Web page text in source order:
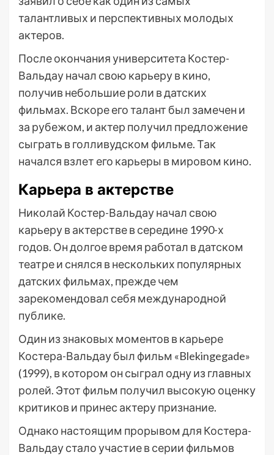
талантливых и перспективных молодых
актеров.
После окончания университета Костер-
Вальдау начал свою карьеру в кино,
получив небольшие роли в датских
фильмах. Вскоре его талант был замечен и
за рубежом, и актер получил предложение
сыграть в голливудском фильме. Так
начался взлет его карьеры в мировом кино.
Карьера в актерстве
Николай Костер-Вальдау начал свою
карьеру в актерстве в середине 1990-х
годов. Он долгое время работал в датском
театре и снялся в нескольких популярных
датских фильмах, прежде чем
зарекомендовал себя международной
публике.
Один из знаковых моментов в карьере
Костера-Вальдау был фильм «Blekingegade»
(1999), в котором он сыграл одну из главных
ролей. Этот фильм получил высокую оценку
критиков и принес актеру признание.
Однако настоящим прорывом для Костера-
Вальдау стало участие в серии фильмов